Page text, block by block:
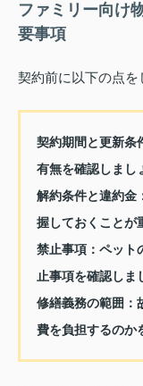
ファミリー向け
要事項
契約前に以下の点を
契約期間と更新条
有無を確認しまし
解約条件と違約金
握しておくことが
禁止事項： ペット
止事項を確認しま
修繕義務の範囲：
費を負担するのか